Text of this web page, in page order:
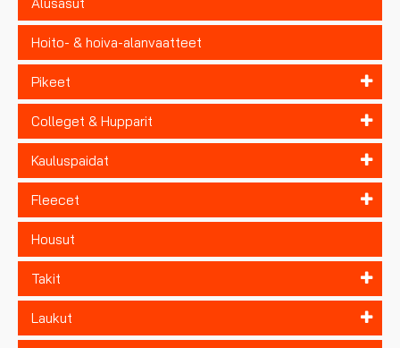
Hoito- & hoiva-alanvaatteet
Pikeet
Colleget & Hupparit
Kauluspaidat
Fleecet
Housut
Takit
Laukut